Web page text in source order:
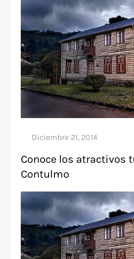
Conoce los atractivos
Contulmo